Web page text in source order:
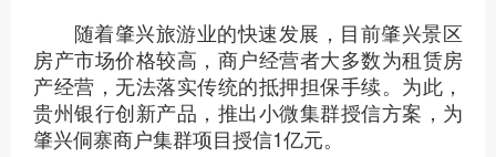
随着肇兴旅游业的快速发展，目前肇兴景区
房产市场价格较高，商户经营者大多数为租赁房
产经营，无法落实传统的抵押担保手续。为此，
贵州银行创新产品，推出小微集群授信方案，为
肇兴侗寨商户集群项目授信1亿元。